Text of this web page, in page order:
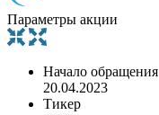
Параметры акции
Начало обращения
20.04.2023
Тикер